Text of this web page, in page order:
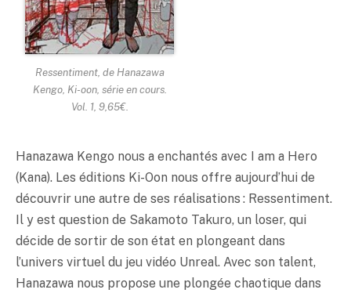
Ressentiment, de Hanazawa
Kengo, Ki-oon, série en cours.
Vol. 1, 9,65€.
Hanazawa Kengo nous a enchantés avec I am a Hero
(Kana). Les éditions Ki-Oon nous offre aujourd’hui de
découvrir une autre de ses réalisations : Ressentiment.
Il y est question de Sakamoto Takuro, un loser, qui
décide de sortir de son état en plongeant dans
l’univers virtuel du jeu vidéo Unreal. Avec son talent,
Hanazawa nous propose une plongée chaotique dans